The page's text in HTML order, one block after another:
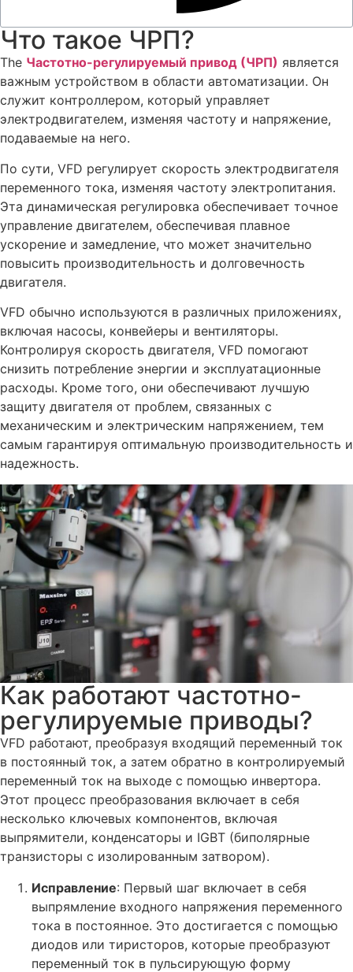
Что такое ЧРП?
The Частотно-регулируемый привод (ЧРП) является
важным устройством в области автоматизации. Он
служит контроллером, который управляет
электродвигателем, изменяя частоту и напряжение,
подаваемые на него.
По сути, VFD регулирует скорость электродвигателя
переменного тока, изменяя частоту электропитания.
Эта динамическая регулировка обеспечивает точное
управление двигателем, обеспечивая плавное
ускорение и замедление, что может значительно
повысить производительность и долговечность
двигателя.
VFD обычно используются в различных приложениях,
включая насосы, конвейеры и вентиляторы.
Контролируя скорость двигателя, VFD помогают
снизить потребление энергии и эксплуатационные
расходы. Кроме того, они обеспечивают лучшую
защиту двигателя от проблем, связанных с
механическим и электрическим напряжением, тем
самым гарантируя оптимальную производительность и
надежность.
Как работают частотно-
регулируемые приводы?
VFD работают, преобразуя входящий переменный ток
в постоянный ток, а затем обратно в контролируемый
переменный ток на выходе с помощью инвертора.
Этот процесс преобразования включает в себя
несколько ключевых компонентов, включая
выпрямители, конденсаторы и IGBT (биполярные
транзисторы с изолированным затвором).
Исправление: Первый шаг включает в себя
выпрямление входного напряжения переменного
тока в постоянное. Это достигается с помощью
диодов или тиристоров, которые преобразуют
переменный ток в пульсирующую форму